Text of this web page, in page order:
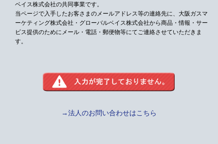
ベイス株式会社の共同事業です。
当ページで入手したお客さまのメールアドレス等の連絡先に、大阪ガスマ
ーケティング株式会社・グローバルベイス株式会社から商品・情報・サー
ビス提供のためにメール・電話・郵便物等にてご連絡させていただきま
す。
→法人のお問い合わせはこちら